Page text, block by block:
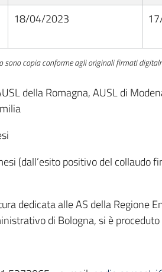
18/04/2023
sono copia conforme agli originali firmati
della Romagna, AUSL di
(dall’esito positivo del collaudo
dedicata alle AS della Regione
di Bologna, si è